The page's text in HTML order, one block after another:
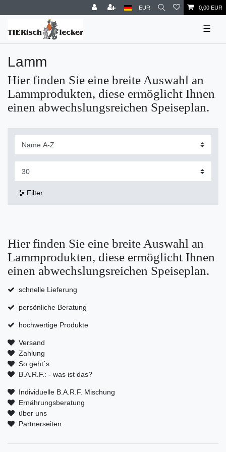
EUR 0,00 EUR
☰
Lamm
Hier finden Sie eine breite Auswahl an
Lammprodukten, diese ermöglicht Ihnen
einen abwechslungsreichen Speiseplan.
Filter
Hier finden Sie eine breite Auswahl an
Lammprodukten, diese ermöglicht Ihnen
einen abwechslungsreichen Speiseplan.
schnelle Lieferung
persönliche Beratung
hochwertige Produkte
Versand
Zahlung
So geht´s
B.A.R.F.: - was ist das?
Individuelle B.A.R.F. Mischung
Ernährungsberatung
über uns
Partnerseiten